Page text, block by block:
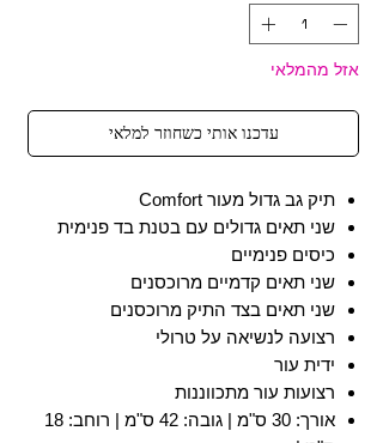
אזל מהמלאי
עדכנו אותי כשחוזר למלאי
תיק גב גדול מעור Comfort
שני תאים גדולים עם בטנת בד פנימית
כיסים פנימיים
שני תאים קדמיים מרוכסנים
שני תאים בצד התיק מרוכסנים
רצועה לנשיאה על טרולי
ידית עור
רצועות עור מתכווננות
אורך: 30 ס"מ | גובה: 42 ס"מ | רוחב: 18